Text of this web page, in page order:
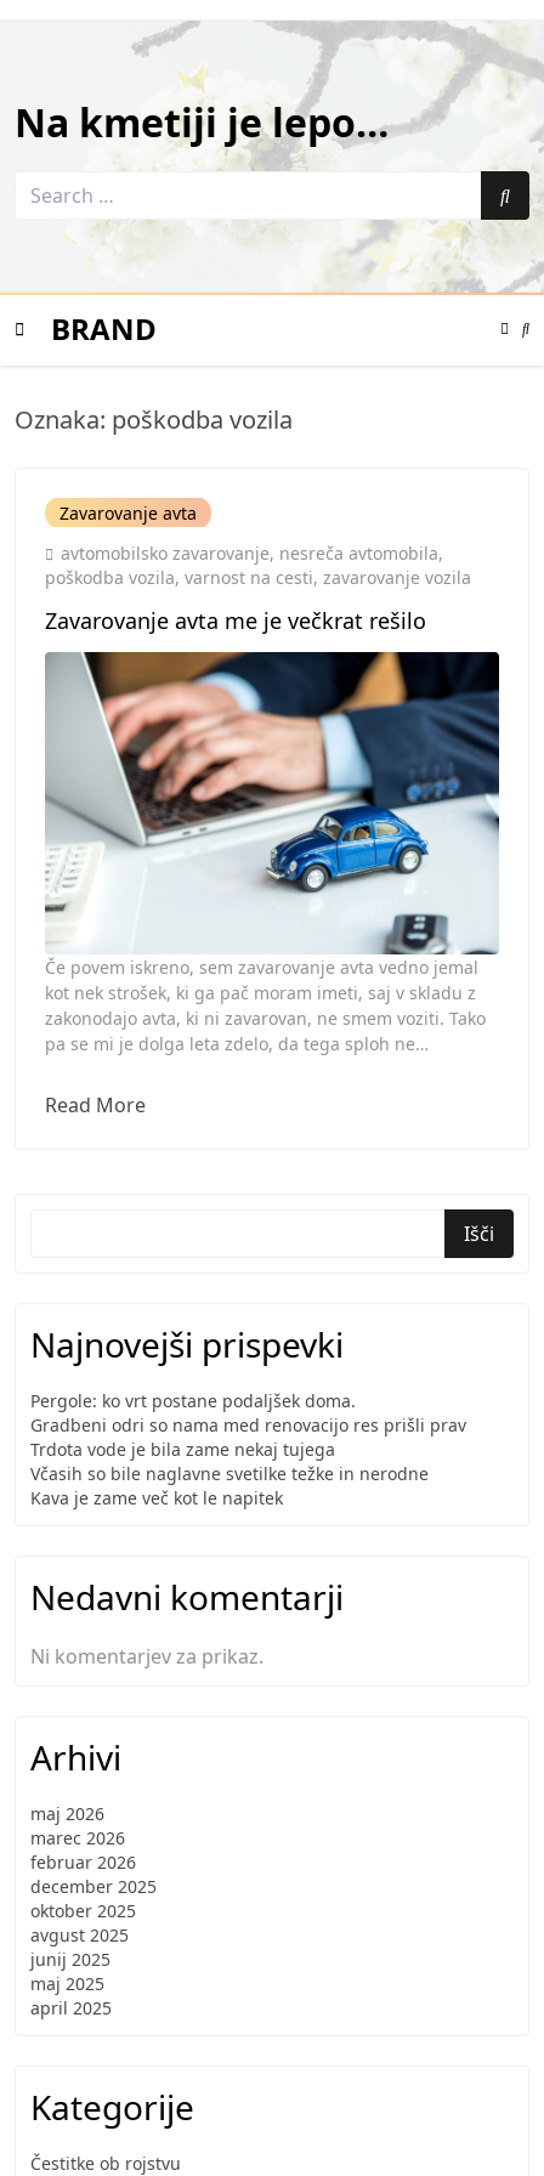
Na kmetiji je lepo…
Search
Toggle
BRAND
Color
Oznaka: poškodba vozila
Zavarovanje avta
avtomobilsko zavarovanje, nesreča avtomobila,
poškodba vozila, varnost na cesti, zavarovanje vozila
Zavarovanje avta me je večkrat rešilo
Če povem iskreno, sem zavarovanje avta vedno jemal
kot nek strošek, ki ga pač moram imeti, saj v skladu z
zakonodajo avta, ki ni zavarovan, ne smem voziti. Tako
pa se mi je dolga leta zdelo, da tega sploh ne…
Read MoreZavarovanje
Išči
Najnovejši prispevki
Pergole: ko vrt postane podaljšek doma.
Gradbeni odri so nama med renovacijo res prišli prav
Trdota vode je bila zame nekaj tujega
Včasih so bile naglavne svetilke težke in nerodne
Kava je zame več kot le napitek
Nedavni komentarji
Ni komentarjev za prikaz.
Arhivi
maj 2026
marec 2026
februar 2026
december 2025
oktober 2025
avgust 2025
junij 2025
maj 2025
april 2025
Kategorije
Čestitke ob rojstvu